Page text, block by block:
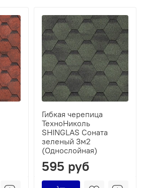
Гибкая черепица
ТехноНиколь
SHINGLAS Соната
зеленый 3м2
(Однослойная)
595 руб